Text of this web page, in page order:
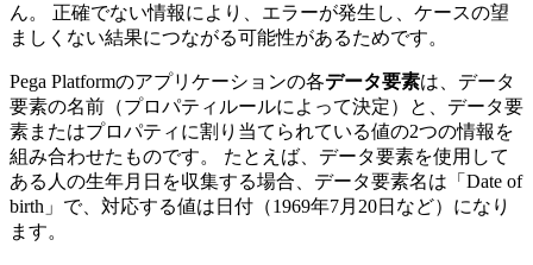
ん。 正確でない情報により、エラーが発生し、ケースの望
ましくない結果につながる可能性があるためです。
Pega Platformのアプリケーションの各データ要素は、データ
要素の名前（プロパティルールによって決定）と、データ要
素またはプロパティに割り当てられている値の2つの情報を
組み合わせたものです。 たとえば、データ要素を使用して
ある人の生年月日を収集する場合、データ要素名は 「Date of
birth」 で、対応する値は日付（1969年7月20日など）になり
ます。